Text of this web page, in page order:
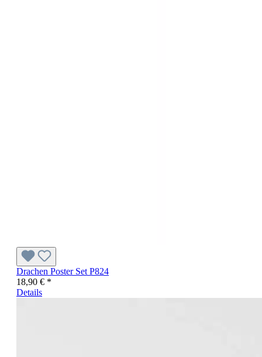
Drachen Poster Set P824
18,90 € *
Details